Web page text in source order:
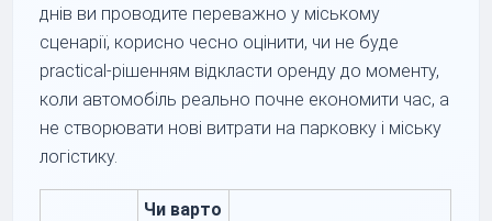
днів ви проводите переважно у міському
сценарії, корисно чесно оцінити, чи не буде
practical-рішенням відкласти оренду до моменту,
коли автомобіль реально почне економити час, а
не створювати нові витрати на парковку і міську
логістику.
Чи варто